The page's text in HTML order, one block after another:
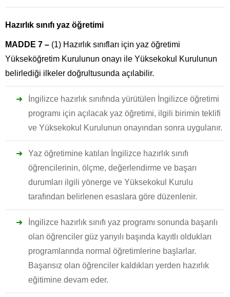
Hazırlık sınıfı yaz öğretimi
MADDE 7 – (1) Hazırlık sınıfları için yaz öğretimi
Yükseköğretim Kurulunun onayı ile Yüksekokul Kurulunun
belirlediği ilkeler doğrultusunda açılabilir.
İngilizce hazırlık sınıfında yürütülen İngilizce öğretimi
programı için açılacak yaz öğretimi, ilgili birimin teklifi
ve Yüksekokul Kurulunun onayından sonra uygulanır.
Yaz öğretimine katılan İngilizce hazırlık sınıfı
öğrencilerinin, ölçme, değerlendirme ve başarı
durumları ilgili yönerge ve Yüksekokul Kurulu
tarafından belirlenen esaslara göre düzenlenir.
İngilizce hazırlık sınıfı yaz programı sonunda başarılı
olan öğrenciler güz yarıyılı başında kayıtlı oldukları
programlarında normal öğretimlerine başlarlar.
Başarısız olan öğrenciler kaldıkları yerden hazırlık
eğitimine devam eder.